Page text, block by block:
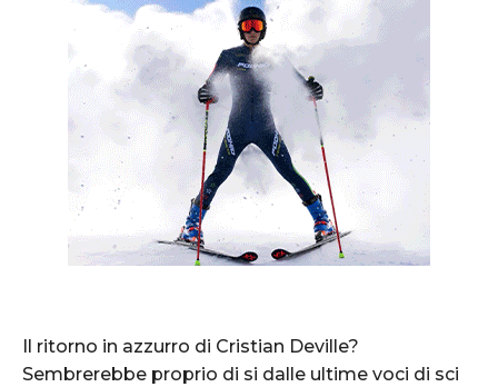
Il ritorno in azzurro di Cristian Deville?
Sembrerebbe proprio di si dalle ultime voci di sci